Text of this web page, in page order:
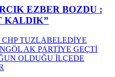
EZBER BOZDU :
KALDIK”